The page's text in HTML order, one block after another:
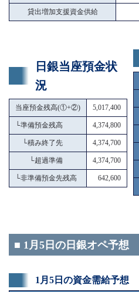
貸出増加支援資金供給
日銀当座預金状
況
当座預金残高(①+②) 5,017,400
└準備預金残高 4,374,800
└積み終了先 4,374,700
└超過準備 4,374,700
└非準備預金先残高 642,600
■ 1月5日の日銀オペ予想
1月5日の資金需給予想